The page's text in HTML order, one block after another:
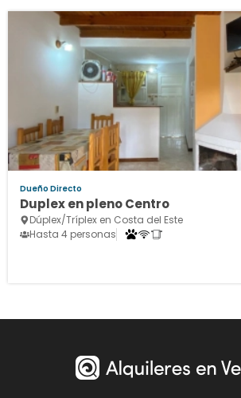
Dueño Directo
Duplex en pleno Centro
Dúplex/Tríplex en Costa del Este
Hasta 4 personas